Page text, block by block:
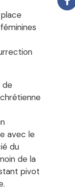
de
avec le
du
de la
pivot